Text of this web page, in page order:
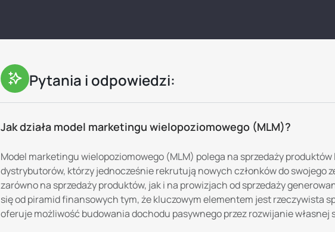
Pytania i odpowiedzi:
Jak działa model marketingu wielopoziomowego (MLM)?
Model marketingu wielopoziomowego (MLM) polega na sprzedaży
dystrybutorów, którzy jednocześnie rekrutują nowych członków do swojego
zarówno na sprzedaży produktów, jak i na prowizjach od sprzedaży
się od piramid finansowych tym, że kluczowym elementem jest rzeczywista
oferuje możliwość budowania dochodu pasywnego przez rozwijanie własnej